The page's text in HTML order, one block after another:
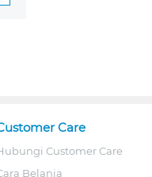
Care
Customer Care
Belanja